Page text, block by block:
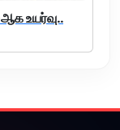
உயர்வு..